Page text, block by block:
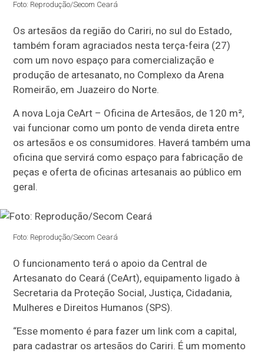
Foto: Reprodução/Secom Ceará
Os artesãos da região do Cariri, no sul do Estado,
também foram agraciados nesta terça-feira (27)
com um novo espaço para comercialização e
produção de artesanato, no Complexo da Arena
Romeirão, em Juazeiro do Norte.
A nova Loja CeArt – Oficina de Artesãos, de 120 m²,
vai funcionar como um ponto de venda direta entre
os artesãos e os consumidores. Haverá também uma
oficina que servirá como espaço para fabricação de
peças e oferta de oficinas artesanais ao público em
geral.
Foto: Reprodução/Secom Ceará
O funcionamento terá o apoio da Central de
Artesanato do Ceará (CeArt), equipamento ligado à
Secretaria da Proteção Social, Justiça, Cidadania,
Mulheres e Direitos Humanos (SPS).
“Esse momento é para fazer um link com a capital,
para cadastrar os artesãos do Cariri. É um momento